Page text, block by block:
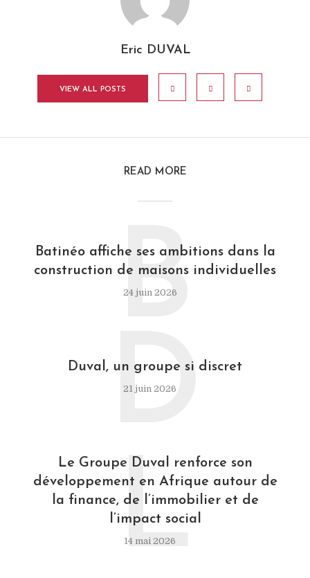
Eric DUVAL
VIEW ALL POSTS
READ MORE
Batinéo affiche ses ambitions dans la
construction de maisons individuelles
24 juin 2026
B
Duval, un groupe si discret
21 juin 2026
D
Le Groupe Duval renforce son
développement en Afrique autour de
la finance, de l’immobilier et de
l’impact social
14 mai 2026
L